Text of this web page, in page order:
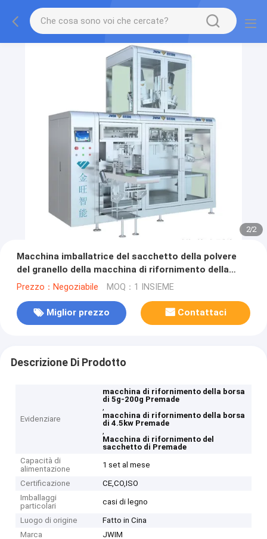
2/2
Macchina imballatrice del sacchetto della polvere
del granello della macchina di rifornimento della
borsa di 5g-200g Premade
Prezzo：Negoziabile MOQ：1 INSIEME
Miglior prezzo Contattaci
Descrizione Di Prodotto
Evidenziare
macchina di rifornimento della borsa
di 5g-200g Premade
,
macchina di rifornimento della borsa
di 4.5kw Premade
,
Macchina di rifornimento del
sacchetto di Premade
Capacità di
alimentazione
1 set al mese
Certificazione
CE,CO,ISO
Imballaggi
particolari
casi di legno
Luogo di origine
Fatto in Cina
Marca
JWIM